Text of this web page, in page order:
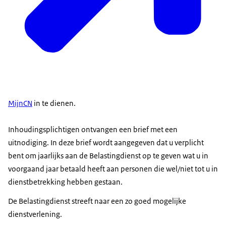
MijnCN in te dienen.
Inhoudingsplichtigen ontvangen een brief met een
uitnodiging. In deze brief wordt aangegeven dat u verplicht
bent om jaarlijks aan de Belastingdienst op te geven wat u in
voorgaand jaar betaald heeft aan personen die wel/niet tot u in
dienstbetrekking hebben gestaan.
De Belastingdienst streeft naar een zo goed mogelijke
dienstverlening.